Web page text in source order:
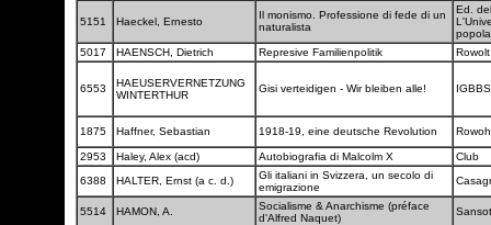
5151 Haeckel, Ernesto
Il monismo. Professione di fede di un
naturalista
Ed.
5017
HAENSCH, Dietrich Represive Familienpolitik
6553
HAEUSERVERNETZUNG
WINTERTHUR
Gisi verteidigen - Wir bleiben alle!
1875 Haffner, Sebastian 1918-19, eine deutsche Revolution
2953 Haley, Alex (acd) Autobiografia di Malcolm X
Club
6388
HALTER, Ernst (a c. d.)
Gli italiani in Svizzera, un secolo di
emigrazione
5514 HAMON, A.
Socialisme & Anarchisme (préface
d'Alfred Naquet)